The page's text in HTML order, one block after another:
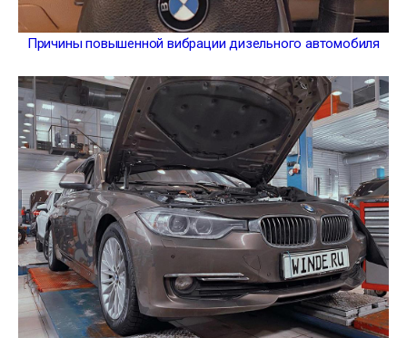
Причины повышенной вибрации дизельного автомобиля